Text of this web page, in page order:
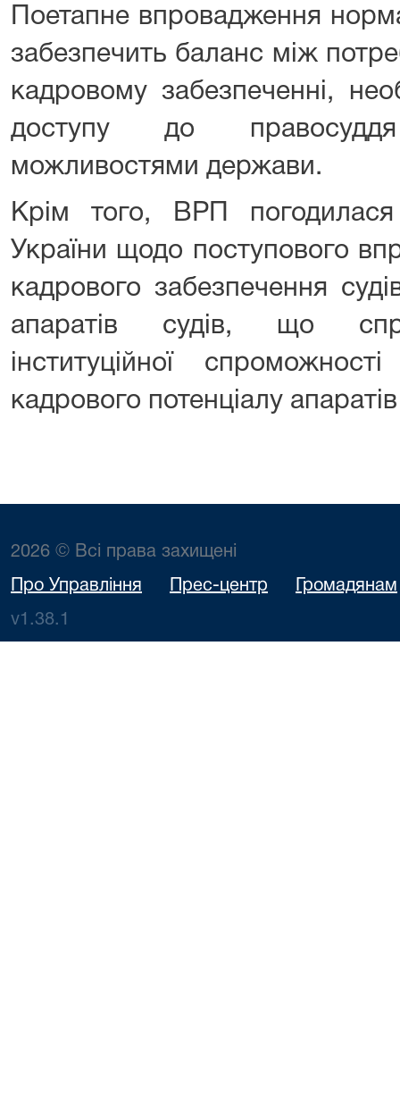
Поетапне впровадження
забезпечить баланс між
кадровому забезпеченні,
доступу до
можливостями держави.
Крім того, ВРП
України щодо поступового
кадрового забезпечення
апаратів судів, що
інституційної
кадрового потенціалу апаратів
2026 © Всі права захищені
Про Управління Прес-центр Громадянам
v1.38.1